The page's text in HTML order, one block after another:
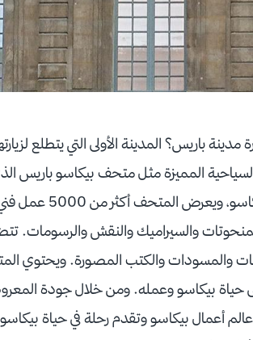
مدينة باريس؟ المدينة الأولى التي يتطلع
السياحية المميزة مثل متحف بيكاسو باريس
العالم المكرسة للرسام
والسيراميك والنقش والرسومات.
والمسودات والكتب المصورة. ويحتوي
حياة بيكاسو وعمله. ومن خلال جودة
عالم أعمال بيكاسو وتقدم رحلة في حياة